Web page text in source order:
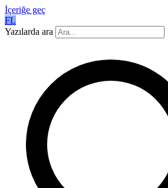
İçeriğe geç
FL
Yazılarda ara